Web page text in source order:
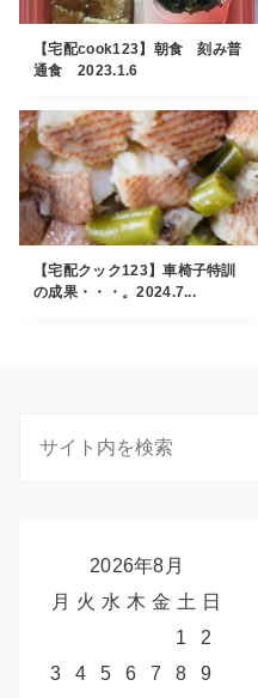
【宅配cook123】朝食 刻み普
通食 2023.1.6
【宅配クック123】車椅子特訓
の成果・・・。2024.7...
2026年8月
月 火 水 木 金 土 日
1
2
3
4 5 6 7 8
9